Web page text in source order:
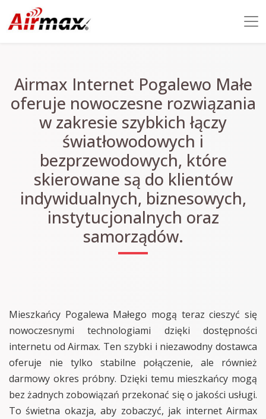
Airmax Internet Pogalewo Małe
oferuje nowoczesne rozwiązania
w zakresie szybkich łączy
światłowodowych i
bezprzewodowych, które
skierowane są do klientów
indywidualnych, biznesowych,
instytucjonalnych oraz
samorządów.
Mieszkańcy Pogalewa Małego mogą teraz cieszyć się
nowoczesnymi technologiami dzięki dostępności
internetu od Airmax. Ten szybki i niezawodny dostawca
oferuje nie tylko stabilne połączenie, ale również
darmowy okres próbny. Dzięki temu mieszkańcy mogą
bez żadnych zobowiązań przekonać się o jakości usługi.
To świetna okazja, aby zobaczyć, jak internet Airmax